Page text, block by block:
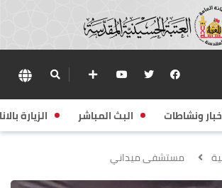
ونشاطات البث المباشر الزيارة
مستشفى ميداني